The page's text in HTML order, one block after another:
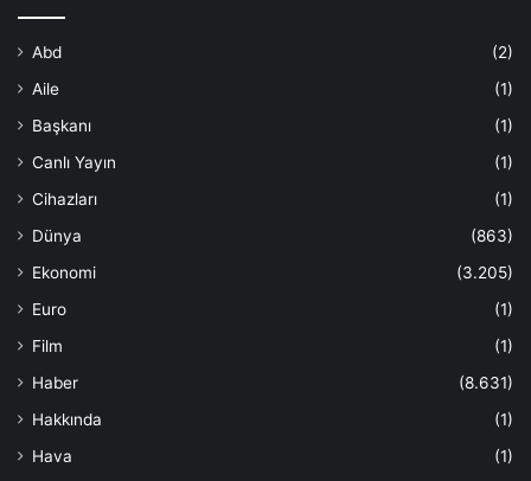
Abd
(2)
Aile
(1)
Başkanı
(1)
Canlı Yayın
(1)
Cihazları
(1)
Dünya
(863)
Ekonomi
(3.205)
Euro
(1)
Film
(1)
Haber
(8.631)
Hakkında
(1)
Hava
(1)